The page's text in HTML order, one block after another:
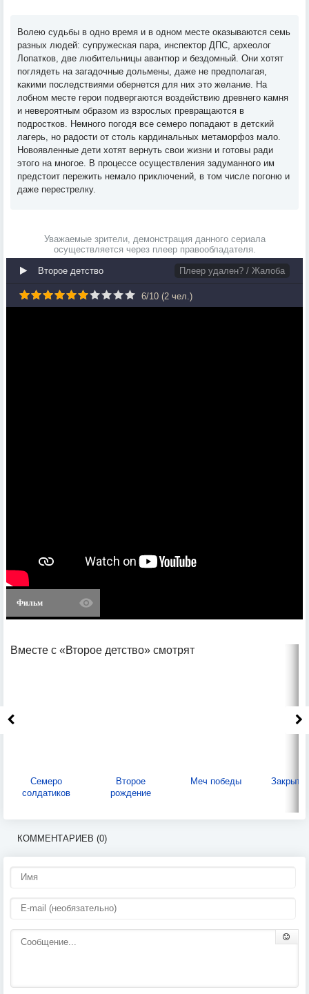
Волею судьбы в одно время и в одном месте оказываются семь
разных людей: супружеская пара, инспектор ДПС, археолог
Лопатков, две любительницы авантюр и бездомный. Они хотят
поглядеть на загадочные дольмены, даже не предполагая,
какими последствиями обернется для них это желание. На
лобном месте герои подвергаются воздействию древнего камня
и невероятным образом из взрослых превращаются в
подростков. Немного погодя все семеро попадают в детский
лагерь, но радости от столь кардинальных метаморфоз мало.
Новоявленные дети хотят вернуть свои жизни и готовы ради
этого на многое. В процессе осуществления задуманного им
предстоит пережить немало приключений, в том числе погоню и
даже перестрелку.
Уважаемые зрители, демонстрация данного сериала
осуществляется через плеер правообладателя.
Второе детство Плеер удален? / Жалоба
6/10 (2 чел.)
Фильм
Вместе с «Второе детство» смотрят
Семеро
солдатиков
Второе
рождение
Меч победы
КОММЕНТАРИЕВ (0)